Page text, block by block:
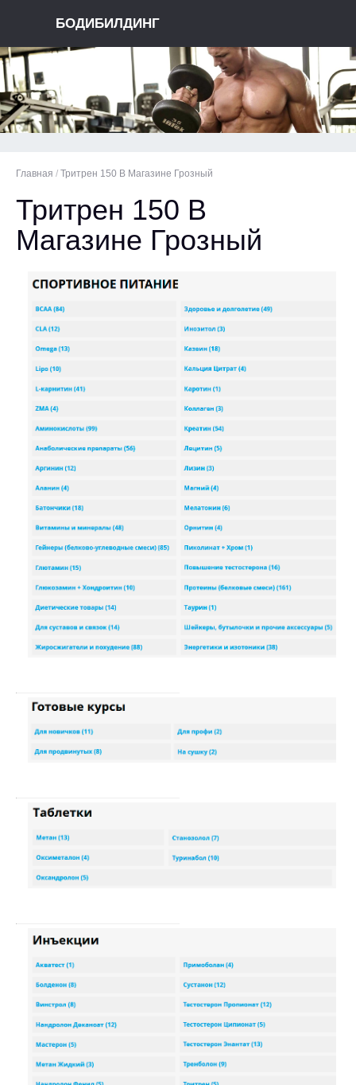
БОДИБИЛДИНГ
Главная / Тритрен 150 В Магазине Грозный
Тритрен 150 В
Магазине Грозный